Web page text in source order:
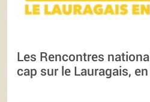
Les Rencontres
cap sur le Lauragais,